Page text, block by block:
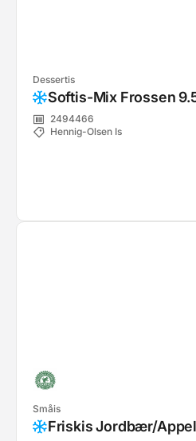
Dessertis
Softis-Mix Frossen
2494466
Hennig-Olsen Is
Småis
Friskis Jordbær/